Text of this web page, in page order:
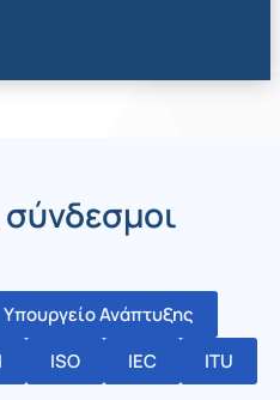
Υπουργείο Ανάπτυξης
ISO IEC ITU